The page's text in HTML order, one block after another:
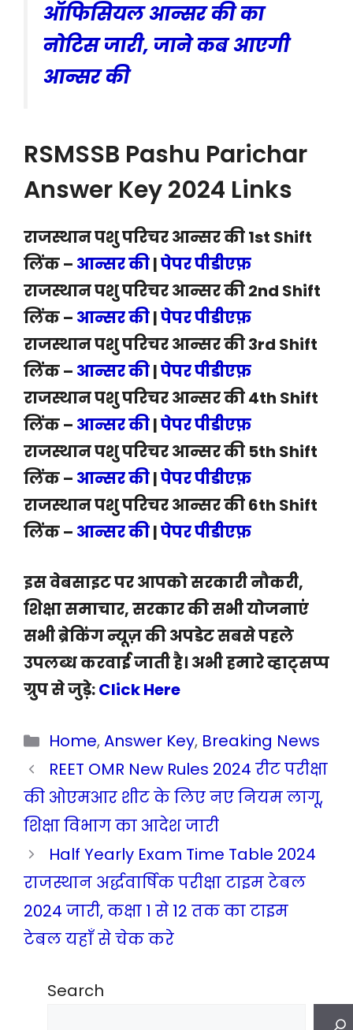
ऑफिसियल आन्सर की का
नोटिस जारी, जाने कब आएगी
आन्सर की
RSMSSB Pashu Parichar
Answer Key 2024 Links
राजस्थान पशु परिचर आन्सर की 1st Shift
लिंक – आन्सर की|पेपर पीडीएफ़
राजस्थान पशु परिचर आन्सर की 2nd Shift
लिंक – आन्सर की|पेपर पीडीएफ़
राजस्थान पशु परिचर आन्सर की 3rd Shift
लिंक – आन्सर की|पेपर पीडीएफ़
राजस्थान पशु परिचर आन्सर की 4th Shift
लिंक – आन्सर की|पेपर पीडीएफ़
राजस्थान पशु परिचर आन्सर की 5th Shift
लिंक – आन्सर की|पेपर पीडीएफ़
राजस्थान पशु परिचर आन्सर की 6th Shift
लिंक – आन्सर की|पेपर पीडीएफ़
इस वेबसाइट पर आपको सरकारी नौकरी,
शिक्षा समाचार, सरकार की सभी योजनाएं
सभी ब्रेकिंग न्यूज़ की अपडेट सबसे पहले
उपलब्ध करवाई जाती है। अभी हमारे व्हाट्सप्प
ग्रुप से जुड़े:Click Here
Categories
Home,Answer Key, Breaking News
REET OMR New Rules 2024 रीट परीक्षा
की ओएमआर शीट के लिए नए नियम लागू,
शिक्षा विभाग का आदेश जारी
Half Yearly Exam Time Table 2024
राजस्थान अर्द्धवार्षिक परीक्षा टाइम टेबल
2024 जारी, कक्षा 1 से 12 तक का टाइम
टेबल यहाँ से चेक करे
Search